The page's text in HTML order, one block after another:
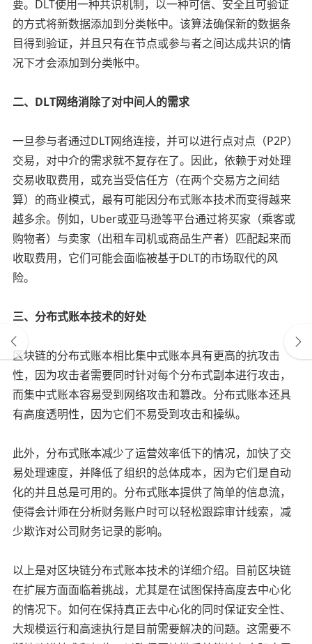
要。DLT使用一种共识机制，以一种可信、安全且可验证
的方式将新数据添加到分类帐中。该算法确保新的数据条
目得到验证，并且只有在节点或参与者之间达成共识的情
况下才会添加到分类帐中。
二、DLT网络消除了对中间人的需求
一旦参与者通过DLT网络连接，并可以进行点对点（P2P）
交易，对中介的需求就不复存在了。因此，依赖于对处理
交易收取费用，或充当受信任方（在两个交易方之间结
算）的商业模式，最有可能因分布式账本技术而变得越来
越多余。例如，Uber或亚马逊等平台通过将买家（乘客或
购物者）与卖家（出租车司机或商品生产者）匹配起来而
收取费用，它们可能会面临被基于DLT的市场取代的风
险。
三、分布式账本技术的好处
区块链的分布式账本相比集中式账本具有更高的抗攻击
性，因为攻击者需要同时针对每个分布式副本进行攻击，
而集中式账本容易受到网络攻击和篡改。分布式账本还具
有高度透明性，因为它们不易受到攻击和操纵。
此外，分布式账本减少了运营效率低下的情况，加快了交
易处理速度，并降低了组织的总体成本，因为它们是自动
化的并且总是可用的。分布式账本提供了简单的信息流，
使得会计师在分析财务账户时可以轻松跟踪审计线索，减
少欺诈对公司财务记录的影响。
以上是对区块链分布式账本技术的详细介绍。目前区块链
在扩展方面面临着挑战，尤其是在试图保持高度去中心化
的情况下。如何在保持真正去中心化的同时保证安全性、
大规模运行和高速执行是目前需要解决的问题。这需要不